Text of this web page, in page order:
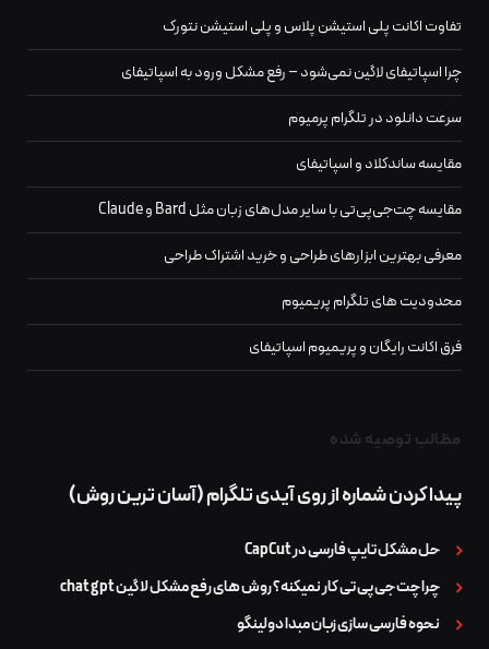
تفاوت اکانت پلی استیشن پلاس و پلی استیشن نتورک
چرا اسپاتیفای لاگین نمی‌شود – رفع مشکل ورود به اسپاتیفای
سرعت دانلود در تلگرام پرمیوم
مقایسه ساندکلاد و اسپاتیفای
مقایسه چت‌جی‌پی‌تی با سایر مدل‌های زبان مثل Bard و Claude
معرفی بهترین ابزارهای طراحی و خرید اشتراک طراحی
محدودیت‌ های تلگرام پریمیوم
فرق اکانت رایگان و پریمیوم اسپاتیفای
مظالب توصیه شده
پيدا كردن شماره از روی آیدی تلگرام (آسان ترین روش)
حل مشکل تایپ فارسی در CapCut
چرا چت جی پی تی کار نمیکنه؟ روش های رفع مشکل لاگین chat gpt
نحوه فارسی سازی زبان مبدا دولینگو